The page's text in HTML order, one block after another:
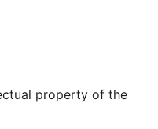
property of the